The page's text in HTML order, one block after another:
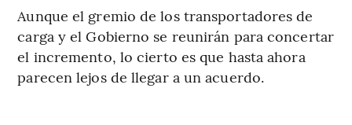
Aunque el gremio de los transportadores de
carga y el Gobierno se reunirán para concertar
el incremento, lo cierto es que hasta ahora
parecen lejos de llegar a un acuerdo.